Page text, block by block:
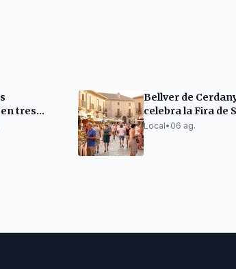
tres
i
Bellver de
celebra la Fira de
Llorenç
Local• 06 ag.